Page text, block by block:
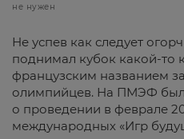
не нужен
Не успев как следует
поднимал кубок какой-то
французским названием
олимпийцев. На ПМЭФ
о проведении в феврале
международных «Игр